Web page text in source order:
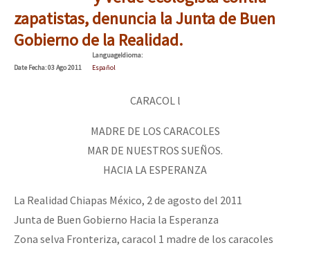
EZLN
La Sexta
Mujeres
Niñxs
ETIQUETAS
Dia 2 do Encontro “Guerra contra a Humanidad”
[CDMX – 20 julio] Jornadas globales por la libertad de Jesús
“Sonhando a Terra do Bem Virá” se publica no Estado Espanhol
zapatistas, denuncia la Junta de Buen
Gobierno de la Realidad.
DateFecha: 03 Ago 2011
LanguageIdioma:
Español
CARACOL l
MADRE DE LOS CARACOLES
MAR DE NUESTROS SUEÑOS.
HACIA LA ESPERANZA
La Realidad Chiapas México, 2 de agosto del 2011
Junta de Buen Gobierno Hacia la Esperanza
Zona selva Fronteriza, caracol 1 madre de los caracoles